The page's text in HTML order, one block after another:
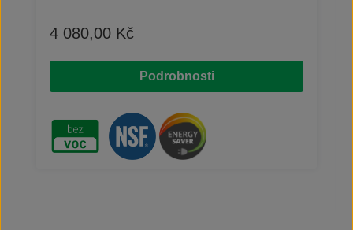
vlastnostem nenarušuje povrch čištěných dílů.
citlivých materiálů. Je vhodná na většinu
materiálů jako ocel, nerezová ocel, hliník,
neželezné kovy či plasty (např. PE). Na čištěných
Čisticí kapalina BIO-CIRCLE L Evo je alternativou k
rozpouštědlům bez rizika pro životní prostředí a
obsluhu. Neobsahuje (0 %) VOC, dosahuje
vynikajícího čisticího účinku. Díky tomu je
Běžná cena:
4 080,00 Kč
Podrobnosti